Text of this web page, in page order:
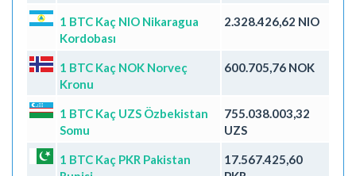
1 BTC Kaç NIO Nikaragua
Kordobası
2.328.426,62 NIO
1 BTC Kaç NOK Norveç
Kronu
600.705,76 NOK
1 BTC Kaç UZS Özbekistan
Somu
755.038.003,32
UZS
1 BTC Kaç PKR Pakistan
17.567.425,60